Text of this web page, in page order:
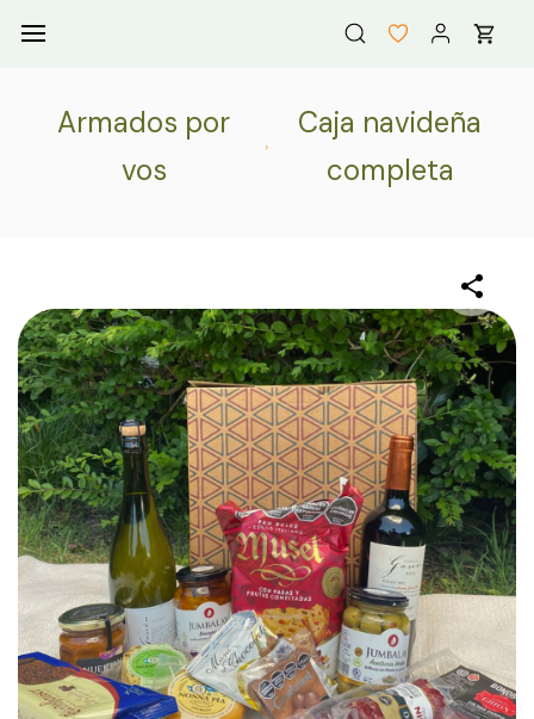
main
Armados por
vos
Caja navideña
completa